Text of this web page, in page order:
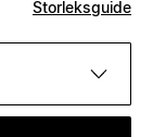
Storleksguide